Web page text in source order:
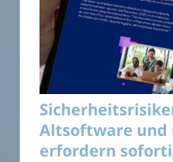
Altsoftware
erfordern